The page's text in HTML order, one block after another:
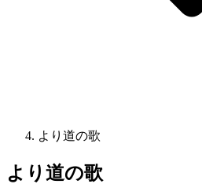
より道の歌
より道の歌